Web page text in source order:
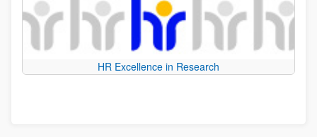
HR Excellence in Research